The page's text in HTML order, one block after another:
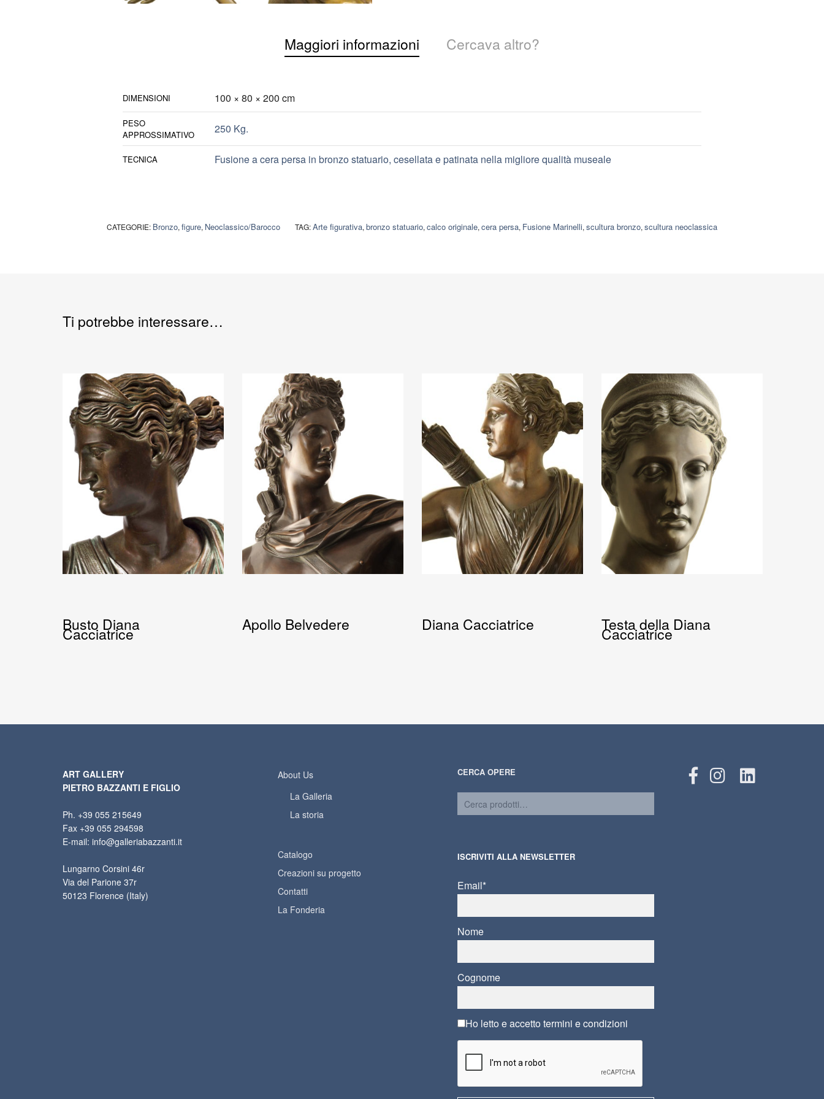
Maggiori informazioni Cercava altro?
DIMENSIONI 100 × 80 × 200 cm
PESO
APPROSSIMATIVO
250 Kg.
TECNICA Fusione a cera persa in bronzo statuario, cesellata e patinata nella migliore qualità museale
CATEGORIE: Bronzo, figure, Neoclassico/Barocco TAG:Arte figurativa, bronzo statuario, calco originale, cera persa, Fusione Marinelli, scultura bronzo, scultura neoclassica
Ti potrebbe interessare…
Busto Diana
Cacciatrice Apollo Belvedere Diana Cacciatrice Testa della Diana
Cacciatrice
ART GALLERY
PIETRO BAZZANTI E FIGLIO
Ph. +39 055 215649
Fax +39 055 294598
E-mail: info@galleriabazzanti.it
Lungarno Corsini 46r
Via del Parione 37r
50123 Florence (Italy)
About Us
La Galleria
La storia
Catalogo
Creazioni su progetto
Contatti
La Fonderia
CERCA OPERE
ISCRIVITI ALLA NEWSLETTER
Email*
Nome
Cognome
Ho letto e accetto termini e condizioni